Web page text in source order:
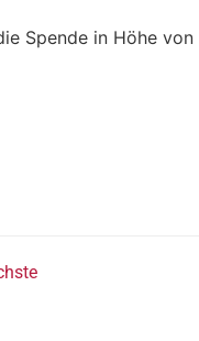
Spende in Höhe von